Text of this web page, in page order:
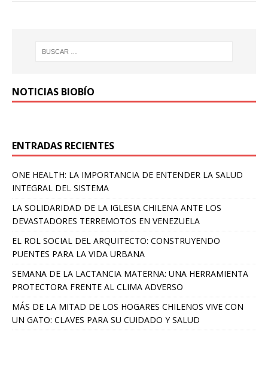
NOTICIAS BIOBÍO
ENTRADAS RECIENTES
ONE HEALTH: LA IMPORTANCIA DE ENTENDER LA SALUD
INTEGRAL DEL SISTEMA
LA SOLIDARIDAD DE LA IGLESIA CHILENA ANTE LOS
DEVASTADORES TERREMOTOS EN VENEZUELA
EL ROL SOCIAL DEL ARQUITECTO: CONSTRUYENDO
PUENTES PARA LA VIDA URBANA
SEMANA DE LA LACTANCIA MATERNA: UNA HERRAMIENTA
PROTECTORA FRENTE AL CLIMA ADVERSO
MÁS DE LA MITAD DE LOS HOGARES CHILENOS VIVE CON
UN GATO: CLAVES PARA SU CUIDADO Y SALUD